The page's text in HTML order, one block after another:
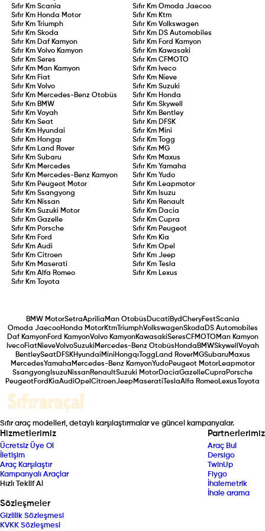
Sıfır KmScania Sıfır Km Omoda Jaecoo
Sıfır Km Honda Motor Sıfır Km Ktm
Sıfır Km
Triumph Sıfır Km Volkswagen
Sıfır KmSkoda Sıfır Km DS Automobiles
Sıfır Km Daf Kamyon Sıfır Km Ford Kamyon
Sıfır KmVolvo Kamyon Sıfır Km Kawasaki
Sıfır KmSeres Sıfır Km CFMOTO
Sıfır Km Man Kamyon Sıfır Km Iveco
Sıfır Km Fiat Sıfır Km Nieve
Sıfır KmVolvo Sıfır Km Suzuki
Sıfır Km Mercedes-Benz Otobüs Sıfır Km Honda
Sıfır Km BMW Sıfır Km Skywell
Sıfır KmVoyah Sıfır Km Bentley
Sıfır KmSeat Sıfır Km DFSK
Sıfır Km Hyundai Sıfır Km Mini
Sıfır Km Hongqı Sıfır Km
Togg
Sıfır Km Land Rover Sıfır Km MG
Sıfır KmSubaru Sıfır Km Maxus
Sıfır Km Mercedes Sıfır Km Yamaha
Sıfır Km Mercedes-Benz Kamyon Sıfır Km Yudo
Sıfır Km Peugeot Motor Sıfır Km Leapmotor
Sıfır KmSsangyong Sıfır Km Isuzu
Sıfır Km Nissan Sıfır Km Renault
Sıfır KmSuzuki Motor Sıfır Km Dacia
Sıfır KmGazelle Sıfır Km Cupra
Sıfır Km Porsche Sıfır Km Peugeot
Sıfır Km Ford Sıfır Km Kia
Sıfır KmAudi Sıfır Km Opel
Sıfır KmCitroen Sıfır Km Jeep
Sıfır Km Maserati Sıfır Km
Tesla
Sıfır KmAlfa Romeo Sıfır Km Lexus
Sıfır Km
Toyota
BMW MotorSetraAprilia Man Otobüs Ducati BydCheryFestScania
Omoda JaecooHonda MotorKtmTriumphVolkswagenSkoda DS Automobiles
Daf KamyonFord KamyonVolvo KamyonKawasakiSeresCFMOTOMan Kamyon
IvecoFiatNieveVolvoSuzuki Mercedes-Benz Otobüs Honda BMWSkywell Voyah
BentleySeatDFSKHyundai Mini Hongqı Togg Land RoverMGSubaruMaxus
MercedesYamaha Mercedes-Benz KamyonYudoPeugeot MotorLeapmotor
Ssangyong IsuzuNissanRenaultSuzuki MotorDaciaGazelleCupra Porsche
PeugeotFord KiaAudiOpel CitroenJeep Maserati TeslaAlfa RomeoLexus Toyota
Sıfır araç modelleri, detaylı karşılaştırmalar ve güncel kampanyalar.
Hizmetlerimiz
Ücretsiz Üye Ol
İletişim
Araç Karşılaştır
Kampanyalı Araçlar
Hızlı Teklif Al
Partnerlerimiz
Araç Bul
Dersigo
TwinUp
Fiygo
İhalemetrik
İhale arama
Sözleşmeler
Gizlilik Sözleşmesi
KVKK Sözleşmesi